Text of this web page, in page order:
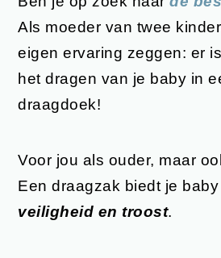
Als moeder van twee
eigen ervaring zeggen: er
het dragen van je baby in
draagdoek!
Voor jou als ouder, maar
Een draagzak biedt je
veiligheid en troost.